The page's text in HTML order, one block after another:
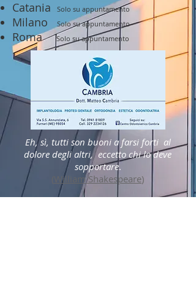
Catania
Solo su appuntamento
Milano Solo su appuntamento
RomaSolo su appuntamento
Eh, sì, tutti son buoni a farsi forti al
dolore degli altri, eccetto chi lo deve
sopportare.
William Shakespeare)